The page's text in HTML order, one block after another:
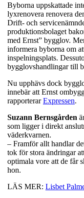
Byborna uppskattade
lyxrenovera renovera
Drift- och
produktionsbolaget
med Ernst” bygglov.
informera byborna om
inspelningsplats.
bygglovshandlingar till
Nu upphävs dock
innebär att Ernst
rapporterarExpressen.
Suzann Bernsgården
som ligger i direkt
väderkvarnen.
– Framför allt handlar
tok för stora ändringar
optimala vore att de får
hon.
LÄS MER: Lisbet